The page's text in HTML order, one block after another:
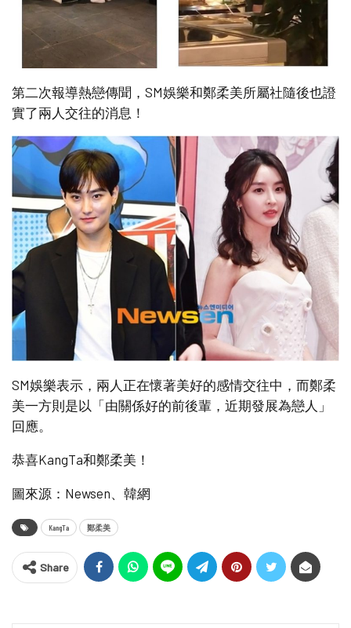
第二次報導熱戀傳聞，SM娛樂和鄭柔美所屬社隨後也證
實了兩人交往的消息！
SM娛樂表示，兩人正在懷著美好的感情交往中，而鄭柔
美一方則是以「由關係好的前後輩，近期發展為戀人」
回應。
恭喜KangTa和鄭柔美！
圖來源：Newsen、韓網
KangTa 鄭柔美
Share